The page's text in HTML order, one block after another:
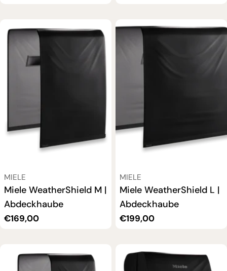
VERKÄUFER:
MIELE
Miele WeatherShield M |
Abdeckhaube
Regulärer
€169,00
VERKÄUFER:
MIELE
Miele WeatherShield L |
Abdeckhaube
Regulärer
€199,00